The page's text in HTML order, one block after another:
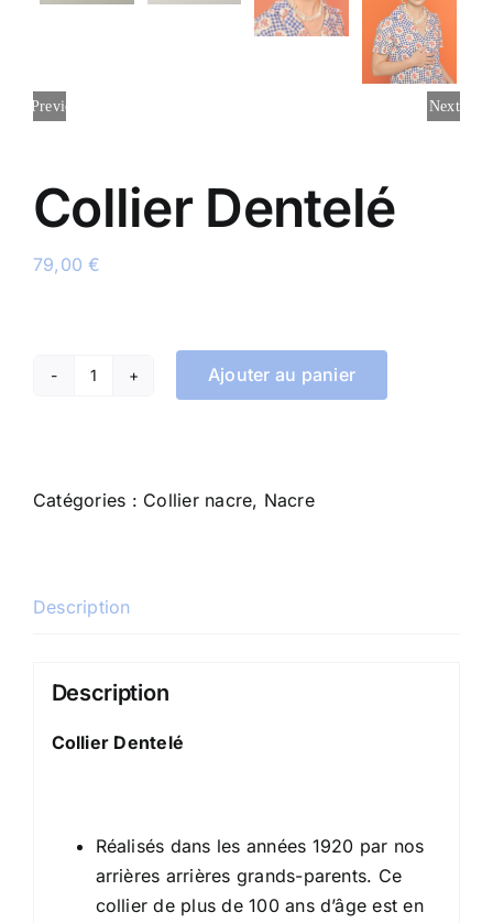
Previous Next
Collier Dentelé
79,00€
quantité
Ajouter au panier
Catégories : Collier nacre, Nacre
Description
Description
Collier Dentelé
Réalisés dans les années 1920 par nos
arrières arrières grands-parents. Ce
collier de plus de 100 ans d’âge est en